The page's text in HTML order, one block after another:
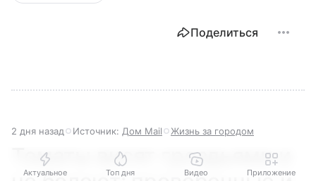
Поделиться
2 дня назад Источник: Дом Mail Жизнь за городом
Томаты висят гроздьями и
Актуальное Топ дня Видео Приложение